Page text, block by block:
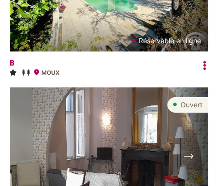
Réservable en ligne
B
MOUX
Ouvert
Suivant